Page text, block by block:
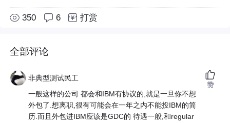
350 6 打赏
全部评论
非典型测试民工
一般这样的公司 都会和IBM有协议的,就是一旦你不想
外包了.想离职,很有可能会在一年之内不能投IBM的简
历.而且外包进IBM应该是GDC的 待遇一般,和regular
赞